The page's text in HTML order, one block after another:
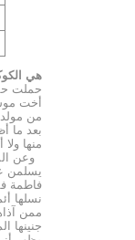
هي
من
بعد ما
منها
وعن
يسلمن
فاطمة
نسلها
ممن